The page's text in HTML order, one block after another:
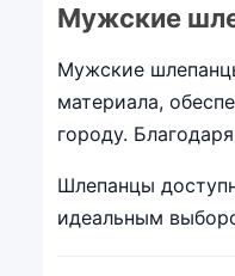
Мужские
Мужские
материала,
городу.
Шлепанцы
идеальным